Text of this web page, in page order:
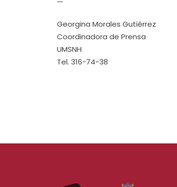
Georgina Morales Gutiérrez
Coordinadora de Prensa
UMSNH
Tel. 316-74-38